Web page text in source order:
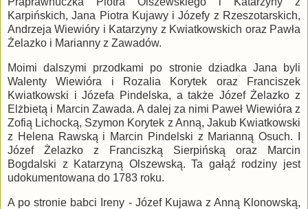
Karpińskich, Jana Piotra Kujawy i Józefy z Rzeszotarskich,
Andrzeja Wiewióry i Katarzyny z Kwiatkowskich oraz Pawła
Żelazko i Marianny z Zawadów.
Moimi dalszymi przodkami po stronie dziadka Jana byli
Walenty Wiewióra i Rozalia Korytek oraz Franciszek
Kwiatkowski i Józefa Pindelska, a także Józef Żelazko z
Elżbietą i Marcin Zawada. A dalej za nimi Paweł Wiewióra z
Zofią Lichocką, Szymon Korytek z Anną, Jakub Kwiatkowski
z Helena Rawską i Marcin Pindelski z Marianną Osuch. I
Józef Żelazko z Franciszką Sierpińską oraz Marcin
Bogdalski z Katarzyną Olszewską. Ta gałąź rodziny jest
udokumentowana do 1783 roku.
A po stronie babci Ireny - Józef Kujawa z Anną Klonowską,